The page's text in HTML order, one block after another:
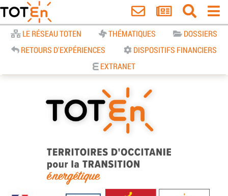
LE RÉSEAU TOTEN THÉMATIQUES
DOSSIERS
RETOURS D'EXPÉRIENCES
DISPOSITIFS FINANCIERS
EXTRANET